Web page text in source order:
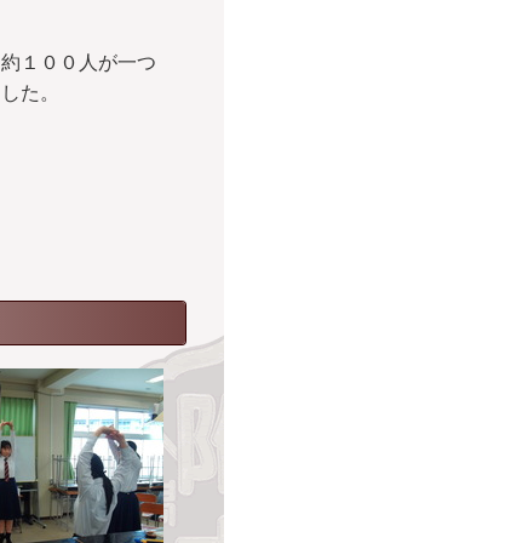
１００人が一つ
た。